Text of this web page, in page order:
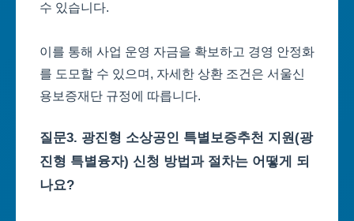
수 있습니다.
이를 통해 사업 운영 자금을 확보하고 경영 안정화
를 도모할 수 있으며, 자세한 상환 조건은 서울신
용보증재단 규정에 따릅니다.
질문3. 광진형 소상공인 특별보증추천 지원(광
진형 특별융자) 신청 방법과 절차는 어떻게 되
나요?